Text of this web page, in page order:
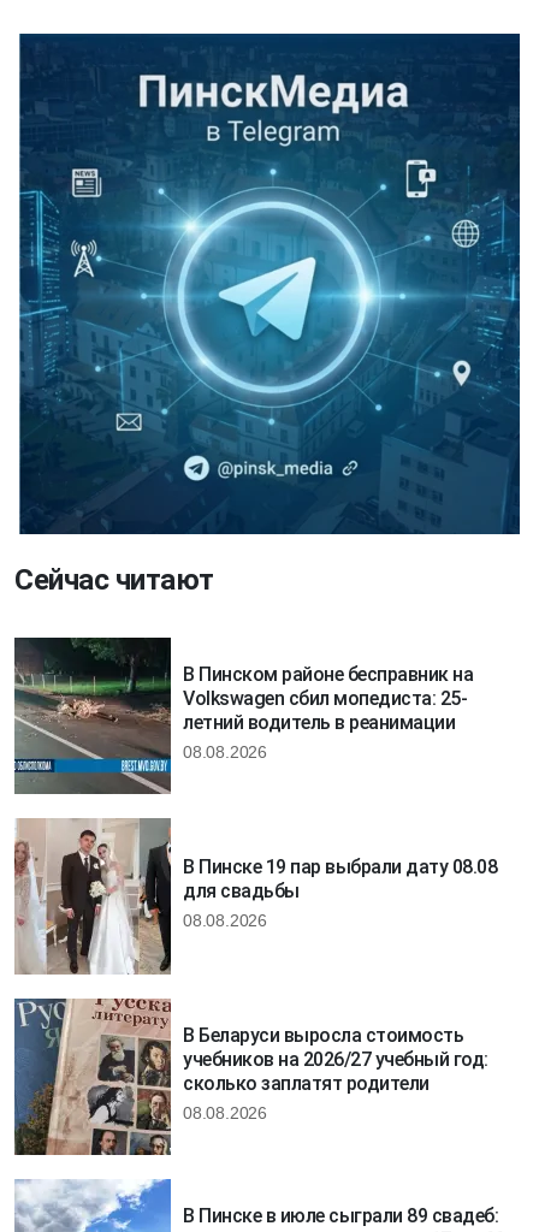
Сейчас читают
В Пинском районе бесправник на
Volkswagen сбил мопедиста: 25-
летний водитель в реанимации
08.08.2026
В Пинске 19 пар выбрали дату 08.08
для свадьбы
08.08.2026
В Беларуси выросла стоимость
учебников на 2026/27 учебный год:
сколько заплатят родители
08.08.2026
В Пинске в июле сыграли 89 свадеб: